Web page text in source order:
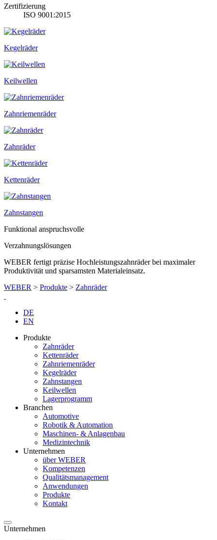
Zertifizierung
ISO 9001:2015
Kegelräder
Keilwellen
Zahnriemenräder
Zahnräder
Kettenräder
Zahnstangen
Funktional anspruchsvolle
Verzahnungslösungen
WEBER fertigt präzise Hochleistungszahnräder bei maximaler
Produktivität und sparsamsten Materialeinsatz.
WEBER > Produkte > Zahnräder
DE
EN
Produkte
Zahnräder
Kettenräder
Zahnriemenräder
Kegelräder
Zahnstangen
Keilwellen
Lagerprogramm
Branchen
Automotive
Robotik & Automation
Maschinen- & Anlagenbau
Medizintechnik
Unternehmen
über WEBER
Kompetenzen
Qualitätsmanagement
Anwendungen
Produkte
Kontakt
Unternehmen